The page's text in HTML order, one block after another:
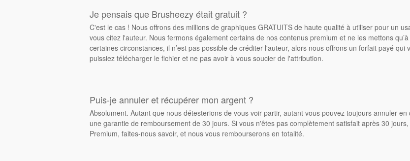
Je pensais que Brusheezy était gratuit ?
C'est le cas ! Nous offrons des millions de graphiques GRATUITS de haute qualité à utiliser pour un
vous citez l'auteur. Nous fermons également certains de nos contenus premium et ne les mettons
certaines circonstances, il n’est pas possible de créditer l'auteur, alors nous offrons un forfait payé
puissiez télécharger le fichier et ne pas avoir à vous soucier de l'attribution.
Puis-je annuler et récupérer mon argent ?
Absolument. Autant que nous détesterions de vous voir partir, autant vous pouvez toujours annuler
une garantie de remboursement de 30 jours. Si vous n'êtes pas complètement satisfait après 30
Premium, faites-nous savoir, et nous vous rembourserons en totalité.